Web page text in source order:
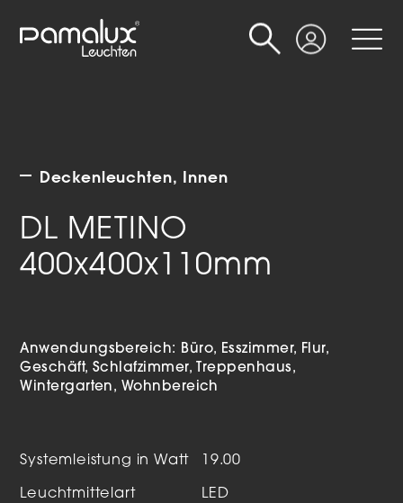
Login
Suche
Deckenleuchten Innen
DL METINO
400x400x110mm
Anwendungsbereich: Büro Esszimmer
Flur
Geschäft Schlafzimmer
Treppenhaus
Wintergarten
Wohnbereich
Systemleistung in Watt 19.00
Leuchtmittelart LED